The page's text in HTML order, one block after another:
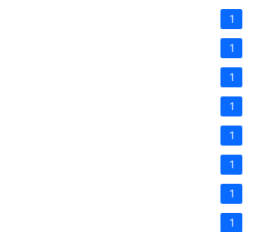
1
1
1
1
1
1
1
1